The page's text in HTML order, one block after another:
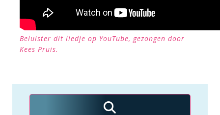
Beluister dit liedje op YouTube, gezongen door
Kees Pruis.